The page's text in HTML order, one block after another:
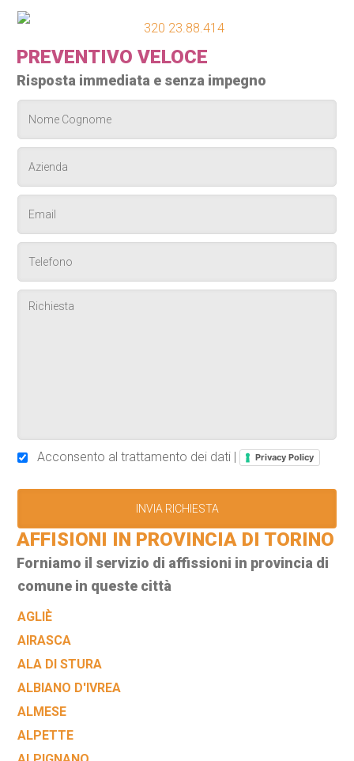
320 23.88.414
PREVENTIVO VELOCE
Risposta immediata e senza impegno
Acconsento al trattamento dei dati | Privacy Policy
AFFISIONI IN PROVINCIA DI TORINO
Forniamo il servizio di affissioni in provincia di
comune in queste città
AGLIÈ
AIRASCA
ALA DI STURA
ALBIANO D'IVREA
ALMESE
ALPETTE